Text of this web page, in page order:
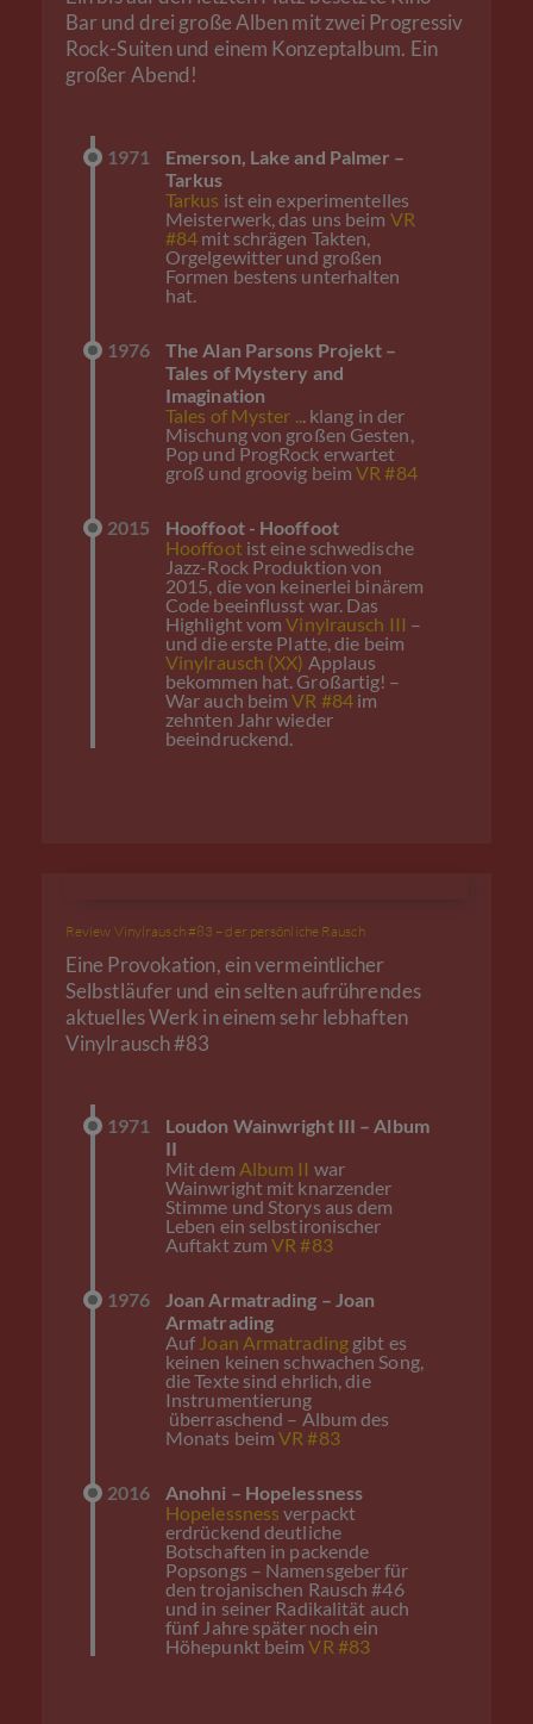
Bar und drei große Alben mit zwei Progressiv
Rock-Suiten und einem Konzeptalbum. Ein
großer Abend!
1971
Emerson, Lake and Palmer –
Tarkus
Tarkus ist ein experimentelles
Meisterwerk, das uns beim VR
#84 mit schrägen Takten,
Orgelgewitter und großen
Formen bestens unterhalten
hat.
1976
The Alan Parsons Projekt –
Tales of Mystery and
Imagination
Tales of Myster ... klang in der
Mischung von großen Gesten,
Pop und ProgRock erwartet
groß und groovig beimVR #84
2015
Hooffoot - Hooffoot
Hooffoot ist eine schwedische
Jazz-Rock Produktion von
2015, die von keinerlei binärem
Code beeinflusst war. Das
Highlight vomVinylrausch III –
und die erste Platte, die beim
Vinylrausch (XX) Applaus
bekommen hat. Großartig! –
War auch beimVR #84im
zehnten Jahr wieder
beeindruckend.
Review Vinylrausch #83 – der persönliche Rausch
Eine Provokation, ein vermeintlicher
Selbstläufer und ein selten aufrührendes
aktuelles Werk in einem sehr lebhaften
Vinylrausch #83
1971
Loudon Wainwright III – Album
II
Mit dem Album II war
Wainwright mit knarzender
Stimme und Storys aus dem
Leben ein selbstironischer
Auftakt zumVR #83
1976
Joan Armatrading – Joan
Armatrading
Auf Joan Armatradinggibt es
keinen keinen schwachen Song,
die Texte sind ehrlich, die
Instrumentierung
überraschend – Album des
Monats beimVR #83
2016
Anohni – Hopelessness
Hopelessness verpackt
erdrückend deutliche
Botschaften in packende
Popsongs – Namensgeber für
den trojanischen Rausch #46
und in seiner Radikalität auch
fünf Jahre später noch ein
Höhepunkt beimVR #83